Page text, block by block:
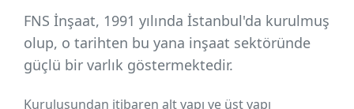
FNS İnşaat, 1991 yılında İstanbul'da kurulmuş
olup, o tarihten bu yana inşaat sektöründe
güçlü bir varlık göstermektedir.
Kuruluşundan itibaren alt yapı ve üst yapı